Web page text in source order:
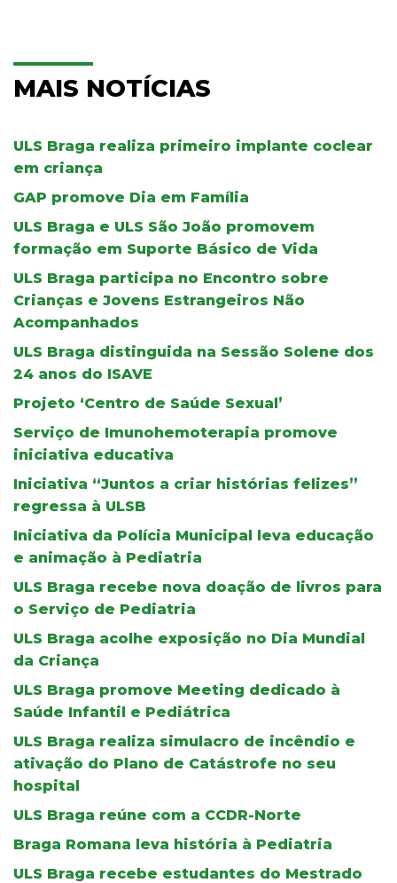
MAIS NOTÍCIAS
ULS Braga realiza primeiro implante coclear
em criança
GAP promove Dia em Família
ULS Braga e ULS São João promovem
formação em Suporte Básico de Vida
ULS Braga participa no Encontro sobre
Crianças e Jovens Estrangeiros Não
Acompanhados
ULS Braga distinguida na Sessão Solene dos
24 anos do ISAVE
Projeto ‘Centro de Saúde Sexual’
Serviço de Imunohemoterapia promove
iniciativa educativa
Iniciativa “Juntos a criar histórias felizes”
regressa à ULSB
Iniciativa da Polícia Municipal leva educação
e animação à Pediatria
ULS Braga recebe nova doação de livros para
o Serviço de Pediatria
ULS Braga acolhe exposição no Dia Mundial
da Criança
ULS Braga promove Meeting dedicado à
Saúde Infantil e Pediátrica
ULS Braga realiza simulacro de incêndio e
ativação do Plano de Catástrofe no seu
hospital
ULS Braga reúne com a CCDR-Norte
Braga Romana leva história à Pediatria
ULS Braga recebe estudantes do Mestrado